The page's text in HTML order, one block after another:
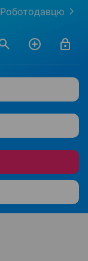
Роботодавцю